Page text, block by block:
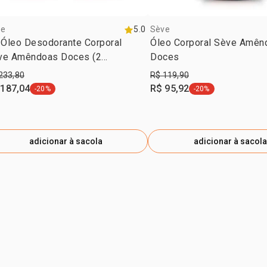
5.0
Desodorante Corporal
Amêndoas Doces (2
etiqueta -20%
-20%
adicionar à sacola
Sève
Óleo Corporal Sève
Doces
R$ 119,90
R$ 95,92 etiqueta -20%
-20%
adicionar à sacola